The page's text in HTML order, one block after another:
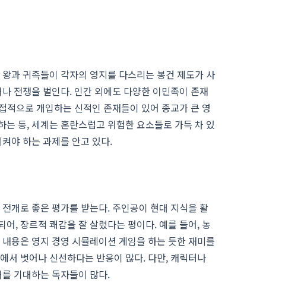
과 귀족들이 각자의 영지를 다스리는 봉건 제도가 사
전쟁을 벌인다. 인간 외에도 다양한 이민족이 존재
으로 개입하는 신적인 존재들이 있어 종교가 큰 영
등, 세계는 혼란스럽고 위험한 요소들로 가득 차 있
야 하는 과제를 안고 있다.
개로 좋은 평가를 받는다. 주인공이 현대 지식을 활
, 장르적 쾌감을 잘 살렸다는 평이다. 예를 들어, 농
용은 영지 경영 시뮬레이션 게임을 하는 듯한 재미를
서 벗어나 신선하다는 반응이 많다. 다만, 캐릭터나
기대하는 독자들이 많다.